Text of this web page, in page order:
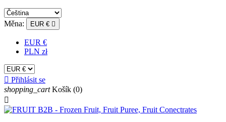
Měna: EUR € 
EUR €
PLN zł
 Přihlásit se
shopping_cart Košík (0)
